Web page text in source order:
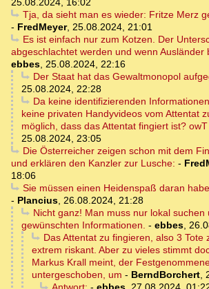
25.08.2024, 16:02
Tja, da sieht man es wieder: Fritze Merz
- FredMeyer, 25.08.2024, 21:01
Es ist einfach nur zum Kotzen. Der
abgeschlachtet werden und wenn Ausländer
ebbes, 25.08.2024, 22:16
Der Staat hat das Gewaltmonopol
25.08.2024, 22:28
Da keine identifizierenden
keine privaten Handyvideos vom Attentat
möglich, dass das Attentat fingiert ist? owT
25.08.2024, 23:05
Die Österreicher zeigen schon mit dem
und erklären den Kanzler zur Lusche: -
18:06
Sie müssen einen Heidenspaß daran
- Plancius, 26.08.2024, 21:28
Nicht ganz! Man muss nur lokal
gewünschten Informationen. - ebbes,
Das Attentat zu fingieren, also 3 Tote
extrem riskant. Aber zu vieles stimmt
Markus Krall meint, der
untergeschoben, um - BerndBorchert,